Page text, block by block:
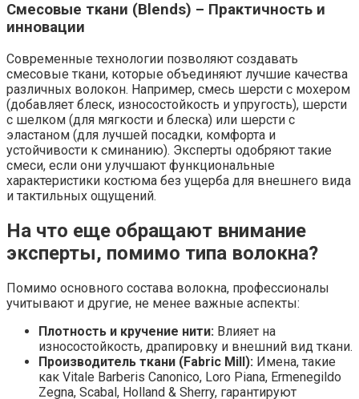
Смесовые ткани (Blends) – Практичность и
инновации
Современные технологии позволяют создавать
смесовые ткани, которые объединяют лучшие качества
различных волокон. Например, смесь шерсти с мохером
(добавляет блеск, износостойкость и упругость), шерсти
с шелком (для мягкости и блеска) или шерсти с
эластаном (для лучшей посадки, комфорта и
устойчивости к сминанию). Эксперты одобряют такие
смеси, если они улучшают функциональные
характеристики костюма без ущерба для внешнего вида
и тактильных ощущений.
На что еще обращают внимание
эксперты, помимо типа волокна?
Помимо основного состава волокна, профессионалы
учитывают и другие, не менее важные аспекты:
Плотность и кручение нити: Влияет на
износостойкость, драпировку и внешний вид ткани.
Производитель ткани (Fabric Mill): Имена, такие
как Vitale Barberis Canonico, Loro Piana, Ermenegildo
Zegna, Scabal, Holland & Sherry, гарантируют